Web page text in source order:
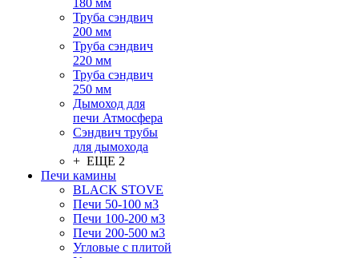
180 мм
Труба сэндвич
200 мм
Труба сэндвич
220 мм
Труба сэндвич
250 мм
Дымоход для
печи Атмосфера
Сэндвич трубы
для дымохода
+ ЕЩЕ 2
Печи камины
BLACK STOVE
Печи 50-100 м3
Печи 100-200 м3
Печи 200-500 м3
Угловые с плитой